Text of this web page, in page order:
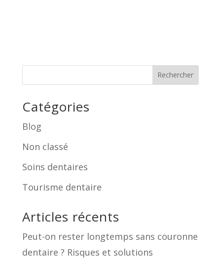
Rechercher
Catégories
Blog
Non classé
Soins dentaires
Tourisme dentaire
Articles récents
Peut-on rester longtemps sans couronne
dentaire ? Risques et solutions